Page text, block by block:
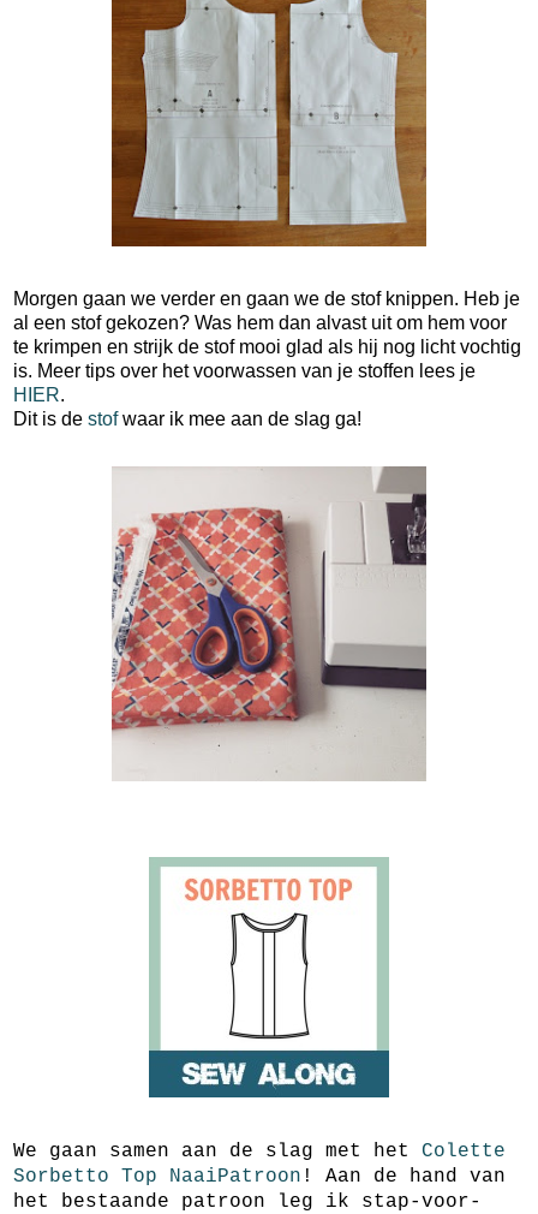
Morgen gaan we verder en gaan we de stof knippen. Heb je
al een stof gekozen? Was hem dan alvast uit om hem voor
te krimpen en strijk de stof mooi glad als hij nog licht vochtig
is. Meer tips over het voorwassen van je stoffen lees je
HIER.
Dit is de stofwaar ik mee aan de slag ga!
We gaan samen aan de slag met het Colette
Sorbetto Top NaaiPatroon ! Aan de hand van
het bestaande patroon leg ik stap-voor-